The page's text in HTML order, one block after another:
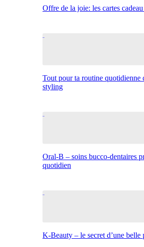
Offre de la joie: les cartes
Tout pour ta routine quotidienne
styling
Oral-B – soins bucco-dentaires
quotidien
K-Beauty – le secret d’une belle